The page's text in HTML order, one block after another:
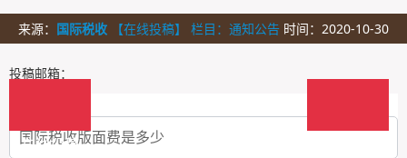
来源： 国际税收 【在线投稿】 栏目： 通知公告 时间：2020-10-30
投稿邮箱：
国际税收版面费是多少
在线投稿